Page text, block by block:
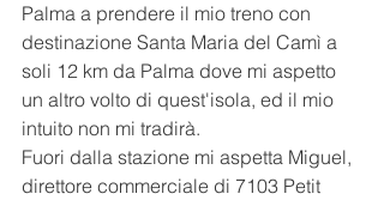
Palma a prendere il mio treno con
destinazione Santa Maria del Camì a
soli 12 km da Palma dove mi aspetto
un altro volto di quest'isola, ed il mio
intuito non mi tradirà.
Fuori dalla stazione mi aspetta Miguel,
direttore commerciale di 7103 Petit